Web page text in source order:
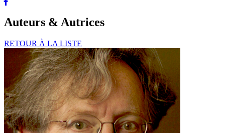
Auteurs & Autrices
RETOUR À LA LISTE